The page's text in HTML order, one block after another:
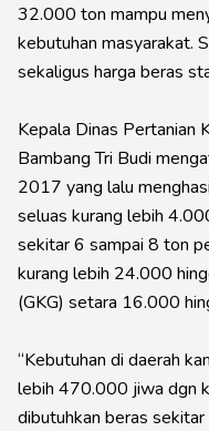
32.000 ton mampu
kebutuhan masyarakat.
sekaligus harga beras
Kepala Dinas Pertanian
Bambang Tri Budi
2017 yang lalu
seluas kurang lebih
sekitar 6 sampai 8 ton
kurang lebih 24.000
(GKG) setara 16.000
“Kebutuhan di daerah
lebih 470.000 jiwa dgn
dibutuhkan beras